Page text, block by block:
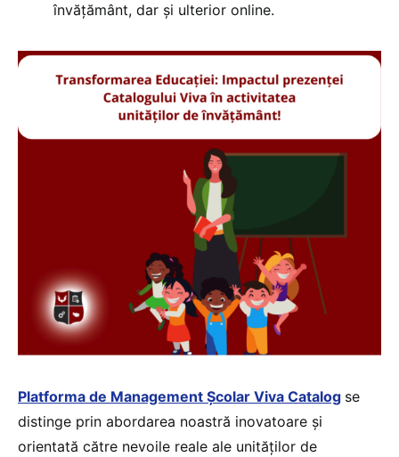
învățământ, dar și ulterior online.
Platforma de Management Școlar Viva Catalog se
distinge prin abordarea noastră inovatoare și
orientată către nevoile reale ale unităților de